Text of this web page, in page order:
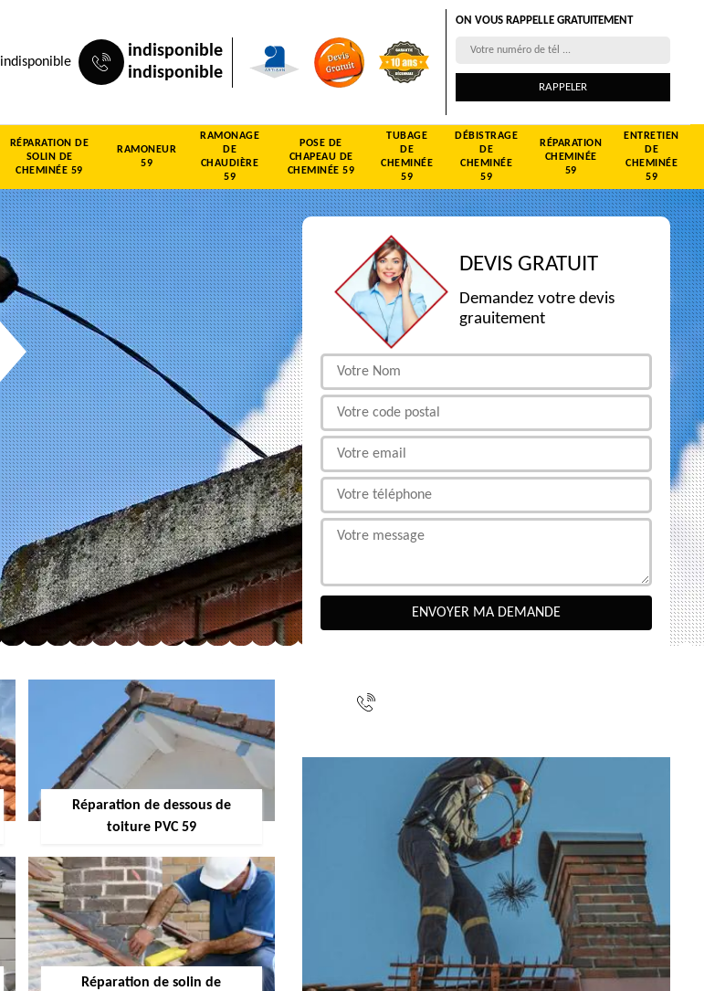
indisponible
indisponible
indisponible
ON VOUS RAPPELLE GRATUITEMENT
RÉPARATION DE
SOLIN DE
CHEMINÉE 59
RAMONEUR
59
RAMONAGE
DE
CHAUDIÈRE
59
POSE DE
CHAPEAU DE
CHEMINÉE 59
TUBAGE
DE
CHEMINÉE
59
DÉBISTRAGE
DE
CHEMINÉE
59
RÉPARATION
CHEMINÉE
59
ENTRETIEN
DE
CHEMINÉE
59
Réparation de dessous de
toiture PVC 59
Réparation de solin de
DEVIS GRATUIT
Demandez votre devis
grauitement